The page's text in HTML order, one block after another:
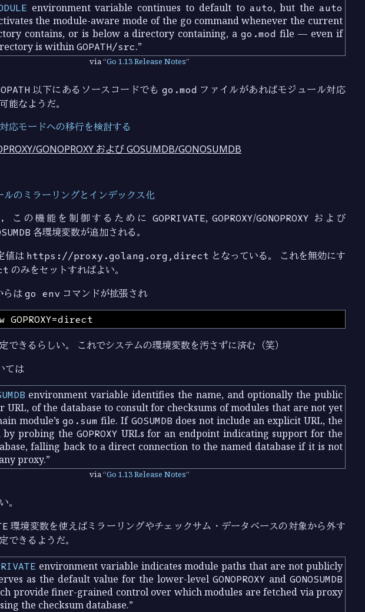
environment variable continues to default to auto, but theauto
the module-aware mode of the go command whenever the current
contains, or is below a directory containing, ago.mod file — even if
is withinGOPATH/src.
via Go 1.13 Release Notes
以下にあるソースコードでも go.mod ファイルがあればモジュール対応
能なようだ。
応モードへの移行を検討する
GONOPROXY および GOSUMDB/GONOSUMDB
ルのミラーリングとインデックス化
この機能を制御するためにGOPRIVATE,GOPROXY/GONOPROXY および
各環境変数が追加される。
値は https://proxy.golang.org,direct となっている。 これを無効にす
のみをセットすればよい。
らはgo env コマンドが拡張され
できるらしい。 これでシステムの環境変数を汚さずに済む（笑）
ては
environment variable identifies the name, and optionally the public
URL, of the database to consult for checksums of modules that are not yet
module’sgo.sum file. If GOSUMDB does not include an explicit URL, the
by probing the GOPROXY URLs for an endpoint indicating support for the
falling back to a direct connection to the named database if it is not
proxy.
via Go 1.13 Release Notes
。
環境変数を使えばミラーリングやチェックサム・データベースの対象から外す
できるようだ。
environment variable indicates module paths that are not publicly
as the default value for the lower-level GONOPROXY and GONOSUMDB
provide finer-grained control over which modules are fetched via proxy
the checksum database.